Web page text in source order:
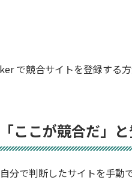
で競合サイトを登録する
ここが競合だ」
分で判断したサイトを手動